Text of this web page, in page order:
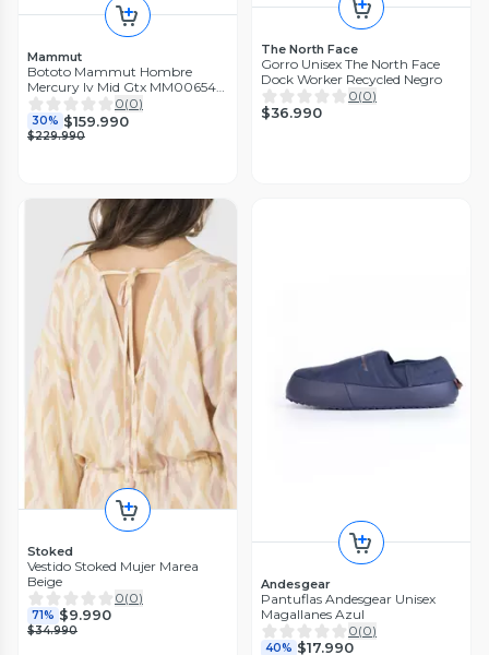
Mammut
Bototo Mammut Hombre
Mercury Iv Mid Gtx MM00654
Negro
0(0)
30% $159.990
$229.990
The North Face
Gorro Unisex The North Face
Dock Worker Recycled Negro
0(0)
$36.990
Stoked
Vestido Stoked Mujer Marea
Beige
0(0)
71% $9.990
$34.990
Andesgear
Pantuflas Andesgear Unisex
Magallanes Azul
0(0)
40% $17.990